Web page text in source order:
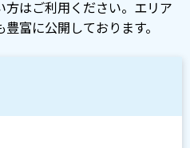
方はご利用ください。エリア
富に公開しております。